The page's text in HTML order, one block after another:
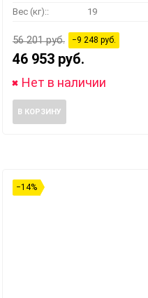
Вес (кг):: 19
56 201 руб. −9 248 руб.
46 953 руб.
Нет в наличии
В КОРЗИНУ
−14%